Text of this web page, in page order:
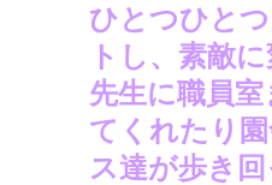
ひとつひと
トし、素敵
先生に職員
てくれたり
ス達が歩き回